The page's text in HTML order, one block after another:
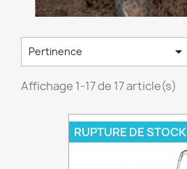
Pertinence 
Affichage 1-17 de 17 article(s)
RUPTURE DE STOCK